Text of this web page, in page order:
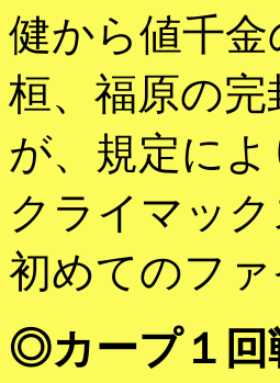
健から値千
桓、福原の
が、規定に
クライマッ
初めてのフ
◎カープ１